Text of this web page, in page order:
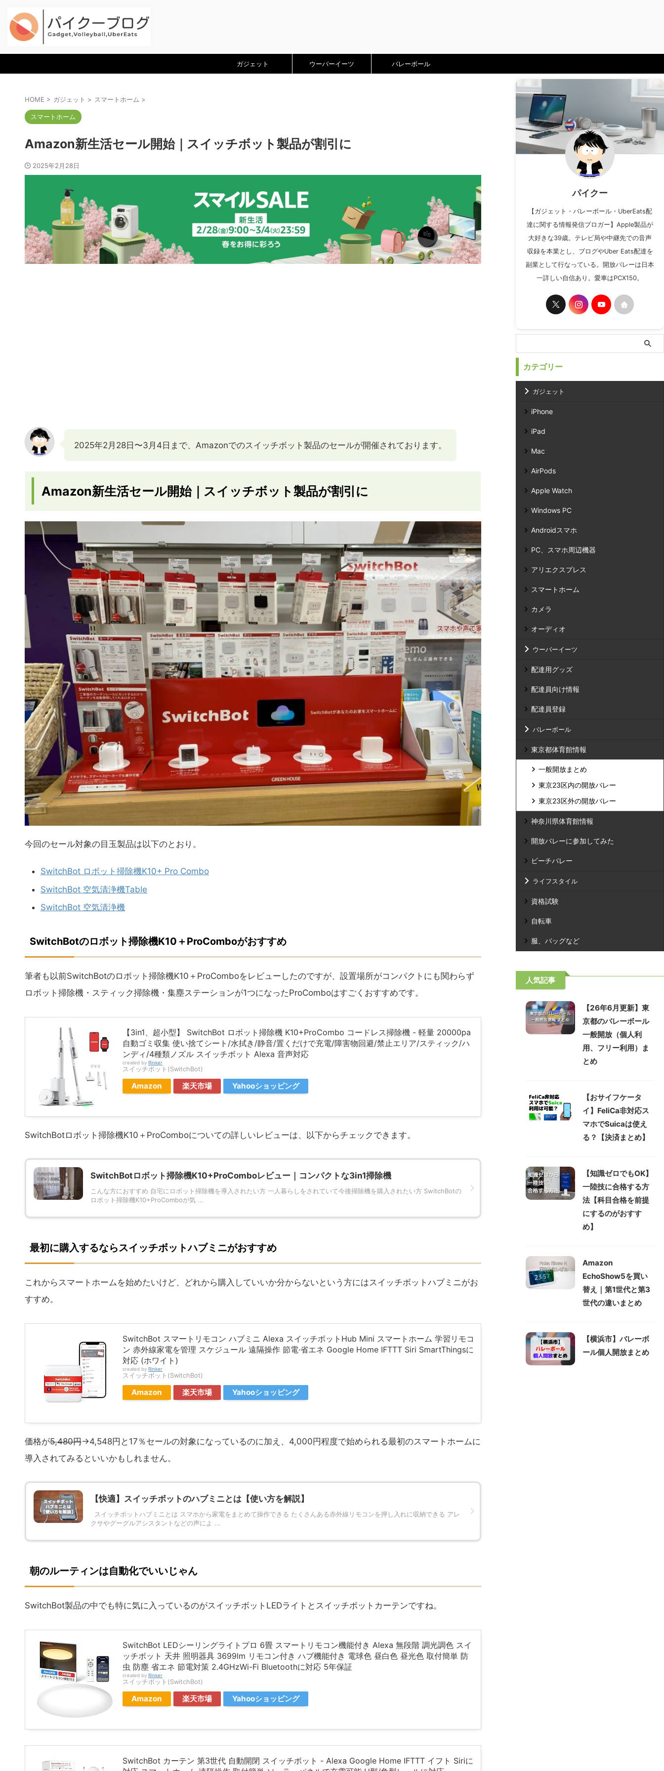
ガジェット ウーバーイーツ バレーボール
HOME > ガジェット > スマートホーム >
スマートホーム
Amazon新生活セール開始｜スイッチボット製品が割引に
2025年2月28日
2025年2月28日〜3月4日まで、Amazonでのスイッチボット製品のセールが開催されております。
Amazon新生活セール開始｜スイッチボット製品が割引に
今回のセール対象の目玉製品は以下のとおり。
SwitchBot ロボット掃除機K10+ Pro Combo
SwitchBot 空気清浄機Table
SwitchBot 空気清浄機
SwitchBotのロボット掃除機K10＋ProComboがおすすめ
筆者も以前SwitchBotのロボット掃除機K10＋ProComboをレビューしたのですが、設置場所がコンパクトにも関わらず
ロボット掃除機・スティック掃除機・集塵ステーションが1つになったProComboはすごくおすすめです。
【3in1、超小型】 SwitchBot ロボット掃除機 K10+ProCombo コードレス掃除機 - 軽量 20000pa
自動ゴミ収集 使い捨てシート/水拭き/静音/置くだけで充電/障害物回避/禁止エリア/スティック/ハ
ンディ/4種類ノズル スイッチボット Alexa 音声対応
created by Rinker
スイッチボット(SwitchBot)
Amazon 楽天市場 Yahooショッピング
SwitchBotロボット掃除機K10＋ProComboについての詳しいレビューは、以下からチェックできます。
SwitchBotロボット掃除機K10+ProComboレビュー｜コンパクトな3in1掃除機
こんな方におすすめ 自宅にロボット掃除機を導入されたい方 一人暮らしをされていて今後掃除機を購入されたい方 SwitchBotの
ロボット掃除機K10+ProComboが気 ...
最初に購入するならスイッチボットハブミニがおすすめ
これからスマートホームを始めたいけど、どれから購入していいか分からないという方にはスイッチボットハブミニがお
すすめ。
SwitchBot スマートリモコン ハブミニ Alexa スイッチボットHub Mini スマートホーム 学習リモコ
ン 赤外線家電を管理 スケジュール 遠隔操作 節電·省エネ Google Home IFTTT Siri SmartThingsに
対応 (ホワイト)
created by Rinker
スイッチボット(SwitchBot)
Amazon 楽天市場 Yahooショッピング
価格が5,480円→4,548円と17％セールの対象になっているのに加え、4,000円程度で始められる最初のスマートホームに
導入されてみるといいかもしれません。
【快適】スイッチボットのハブミニとは【使い方を解説】
スイッチボットハブミニとは スマホから家電をまとめて操作できる たくさんある赤外線リモコンを押し入れに収納できる アレ
クサやグーグルアシスタントなどの声によ ...
朝のルーティンは自動化でいいじゃん
SwitchBot製品の中でも特に気に入っているのがスイッチボットLEDライトとスイッチボットカーテンですね。
SwitchBot LEDシーリングライトプロ 6畳 スマートリモコン機能付き Alexa 無段階 調光調色 スイ
ッチボット 天井 照明器具 3699lm リモコン付き ハブ機能付き 電球色 昼白色 昼光色 取付簡単 防
虫 防塵 省エネ 節電対策 2.4GHzWi-Fi Bluetoothに対応 5年保証
created by Rinker
スイッチボット(SwitchBot)
Amazon 楽天市場 Yahooショッピング
SwitchBot カーテン 第3世代 自動開閉 スイッチボット - Alexa Google Home IFTTT イフト Siriに
パイクー
【ガジェット・バレーボール・UberEats配
達に関する情報発信ブロガー】Apple製品が
大好きな39歳。テレビ局や中継先での音声
収録を本業とし、ブログやUber Eats配達を
副業として行なっている。開放バレーは日本
一詳しい自信あり。愛車はPCX150。
カテゴリー
ガジェット
iPhone
iPad
Mac
AirPods
Apple Watch
Windows PC
Androidスマホ
PC、スマホ周辺機器
アリエクスプレス
スマートホーム
カメラ
オーディオ
ウーバーイーツ
配達用グッズ
配達員向け情報
配達員登録
バレーボール
東京都体育館情報
一般開放まとめ
東京23区内の開放バレー
東京23区外の開放バレー
神奈川県体育館情報
開放バレーに参加してみた
ビーチバレー
ライフスタイル
資格試験
自転車
服、バッグなど
人気記事
【26年6月更新】東
京都のバレーボール
一般開放（個人利
用、フリー利用）ま
とめ
【おサイフケータ
イ】FeliCa非対応ス
マホでSuicaは使え
る？【決済まとめ】
【知識ゼロでもOK】
一陸技に合格する方
法【科目合格を前提
にするのがおすす
め】
Amazon
EchoShow5を買い
替え｜第1世代と第3
世代の違いまとめ
【横浜市】バレーボ
ール個人開放まとめ